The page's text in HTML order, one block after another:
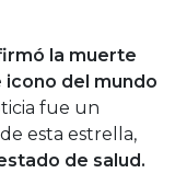
la muerte
icono del mundo
fue un
esta estrella,
de salud.